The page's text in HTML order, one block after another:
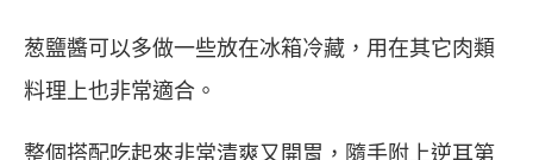
葱鹽醬可以多做一些放在冰箱冷藏，用在其它肉類
料理上也非常適合。
整個搭配吃起來非常清爽又開胃，隨手附上逆耳第